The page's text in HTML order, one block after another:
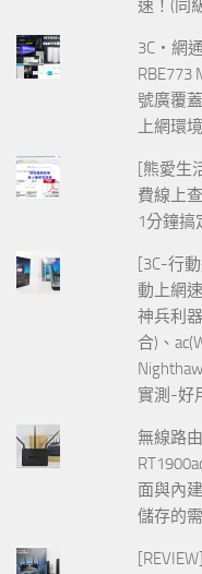
速！(同
3C‧網
RBE773
號廣覆
上網環
[熊愛生
費線上
1分鐘搞
[3C-行
動上網
神兵利
合)、
實測-好
無線路
面與內
儲存的